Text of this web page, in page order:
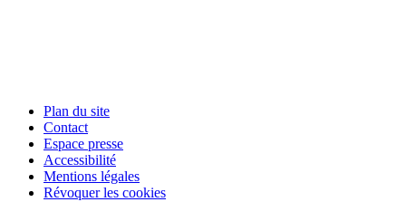
Plan du site
Contact
Espace presse
Accessibilité
Mentions légales
Révoquer les cookies